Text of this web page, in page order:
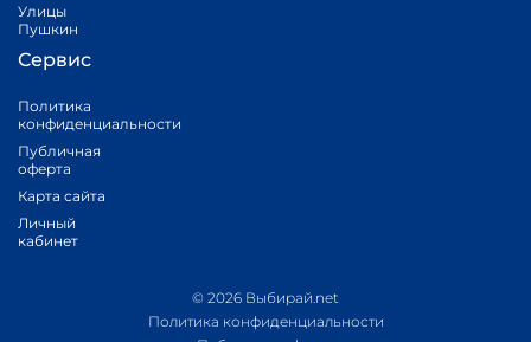
Улицы
Пушкин
Сервис
Политика
конфиденциальности
Публичная
оферта
Карта сайта
Личный
кабинет
© 2026 Выбирай.net
Политика конфиденциальности